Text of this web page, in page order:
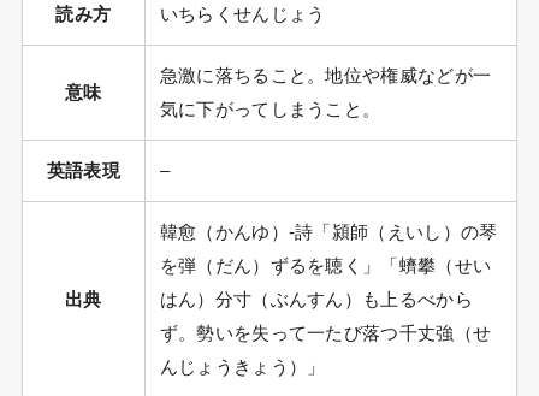
読み方 いちらくせんじょう
意味
急激に落ちること。地位や権威などが一
気に下がってしまうこと。
英語表現 –
出典
韓愈（かんゆ）-詩「潁師（えいし）の琴
を弾（だん）ずるを聴く」「蠐攀（せい
はん）分寸（ぶんすん）も上るべから
ず。勢いを失って一たび落つ千丈強（せ
んじょうきょう）」